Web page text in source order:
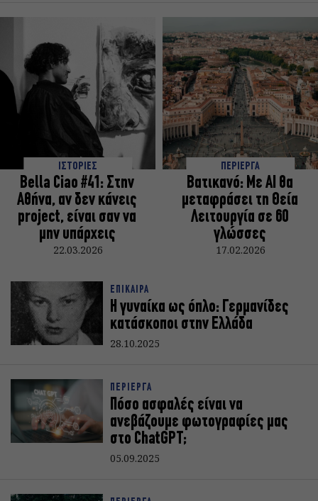
ΙΣΤΟΡΙΕΣ
Bella Ciao #41: Στην
Αθήνα, αν δεν κάνεις
project, είναι σαν να
μην υπάρχεις
22.03.2026
ΠΕΡΙΕΡΓΑ
Βατικανό: Με AI θα
μεταφράσει τη Θεία
Λειτουργία σε 60
γλώσσες
17.02.2026
ΕΠΙΚΑΙΡΑ
Η γυναίκα ως όπλο: Γερμανίδες
κατάσκοποι στην Ελλάδα
28.10.2025
ΠΕΡΙΕΡΓΑ
Πόσο ασφαλές είναι να
ανεβάζουμε φωτογραφίες μας
στο ChatGPT;
05.09.2025